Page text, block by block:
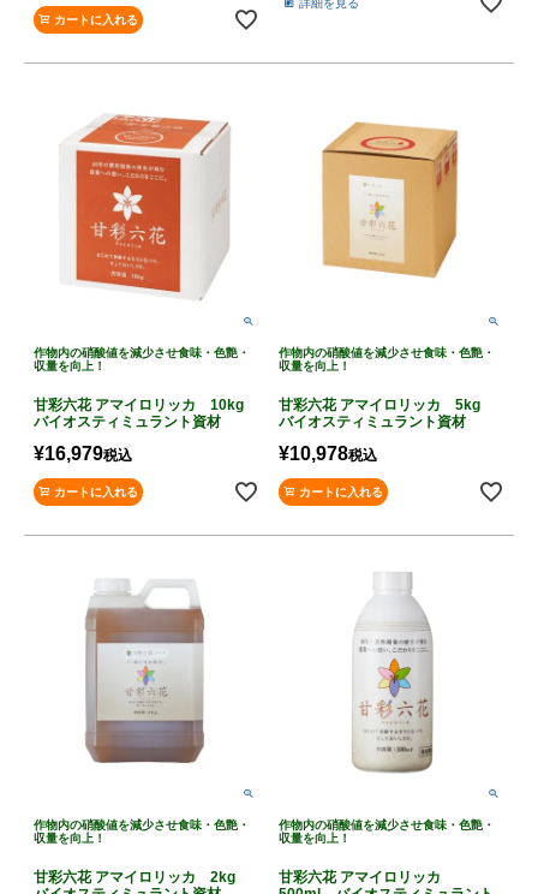
カートに入れる
作物内の硝酸値を減少させ食味・色艶・
収量を向上！
甘彩六花 アマイロリッカ 10kg
バイオスティミュラント資材
¥16,979税込
カートに入れる
作物内の硝酸値を減少させ食味・色艶・
収量を向上！
甘彩六花 アマイロリッカ 5kg
バイオスティミュラント資材
¥10,978税込
カートに入れる
作物内の硝酸値を減少させ食味・色艶・
収量を向上！
甘彩六花 アマイロリッカ 2kg
作物内の硝酸値を減少させ食味・色艶・
収量を向上！
甘彩六花 アマイロリッカ